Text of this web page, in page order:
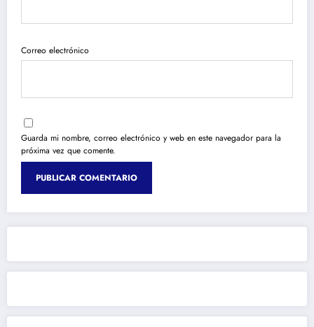
Correo electrónico
Guarda mi nombre, correo electrónico y web en este navegador para la
próxima vez que comente.